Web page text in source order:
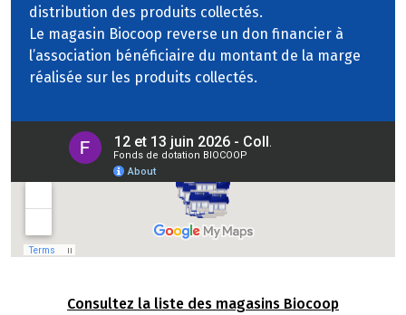
distribution des produits collectés.
Le magasin Biocoop reverse un don financier à
l’association bénéficiaire du montant de la marge
réalisée sur les produits collectés.
Consultez la liste des magasins Biocoop